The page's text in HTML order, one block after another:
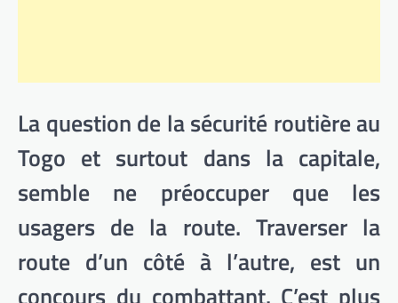
La question de la sécurité routière au
Togo et surtout dans la capitale,
semble ne préoccuper que les
usagers de la route. Traverser la
route d’un côté à l’autre, est un